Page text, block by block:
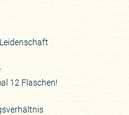
12 Flaschen!